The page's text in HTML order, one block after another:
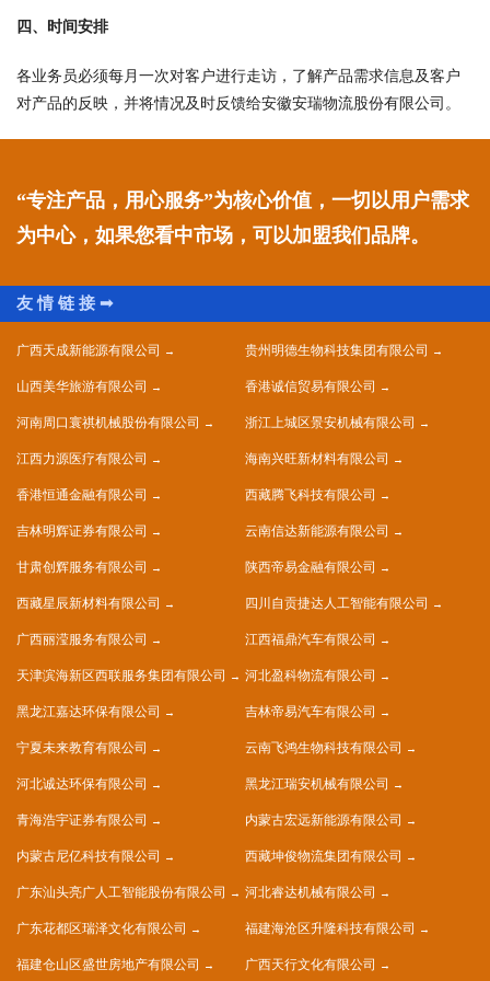
四、时间安排
各业务员必须每月一次对客户进行走访，了解产品需求信息及客户
对产品的反映，并将情况及时反馈给安徽安瑞物流股份有限公司。
“专注产品，用心服务”为核心价值，一切以用户需求
为中心，如果您看中市场，可以加盟我们品牌。
广西天成新能源有限公司 贵州明德生物科技集团有限公司
山西美华旅游有限公司 香港诚信贸易有限公司
河南周口寰祺机械股份有限公司 浙江上城区景安机械有限公司
江西力源医疗有限公司 海南兴旺新材料有限公司
香港恒通金融有限公司 西藏腾飞科技有限公司
吉林明辉证券有限公司 云南信达新能源有限公司
甘肃创辉服务有限公司 陕西帝易金融有限公司
西藏星辰新材料有限公司 四川自贡捷达人工智能有限公司
广西丽滢服务有限公司 江西福鼎汽车有限公司
天津滨海新区西联服务集团有限公司 河北盈科物流有限公司
黑龙江嘉达环保有限公司 吉林帝易汽车有限公司
宁夏未来教育有限公司 云南飞鸿生物科技有限公司
河北诚达环保有限公司 黑龙江瑞安机械有限公司
青海浩宇证券有限公司 内蒙古宏远新能源有限公司
内蒙古尼亿科技有限公司 西藏坤俊物流集团有限公司
广东汕头亮广人工智能股份有限公司 河北睿达机械有限公司
广东花都区瑞泽文化有限公司 福建海沧区升隆科技有限公司
福建仓山区盛世房地产有限公司 广西天行文化有限公司